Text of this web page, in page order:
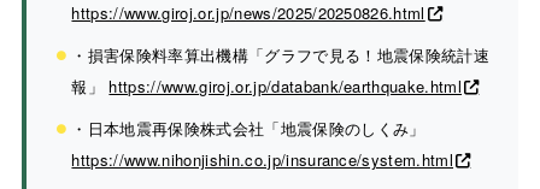
https://www.giroj.or.jp/news/2025/20250826.html
・損害保険料率算出機構「グラフで見る！地震保険統計速
報」 https://www.giroj.or.jp/databank/earthquake.html
・日本地震再保険株式会社「地震保険のしくみ」
https://www.nihonjishin.co.jp/insurance/system.html